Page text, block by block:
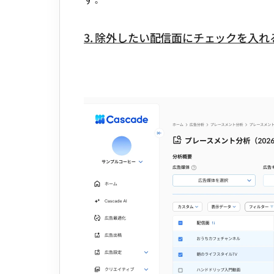
3. 除外したい配信面にチェックを入れ